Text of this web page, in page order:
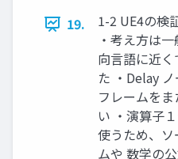
19.
1-2 UE4の検
・考え方は
向言語に近
た ・Delay
フレームを
い ・演算子
使うため、
ムや 数学の